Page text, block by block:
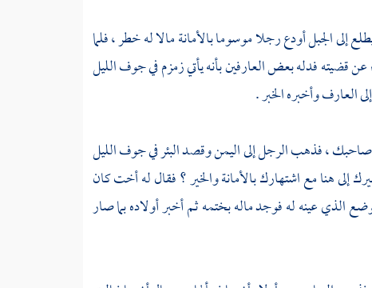
الجبل أودع رجلا موسوما بالأمانة مالا له خطر ، فلما
قضيته فدله بعض العارفين بأنه يأتيزمزمفي جوف الليل
العارف وأخبره الخبر .
صاحبك ، فذهب الرجل إلىاليمنوقصد البئر في جوف الليل
إلى هنا مع اشتهارك بالأمانة والخير ؟ فقال له أخت كان
الذي عينه له فوجد ماله بختمه ثم أخبر أولاده بما صار